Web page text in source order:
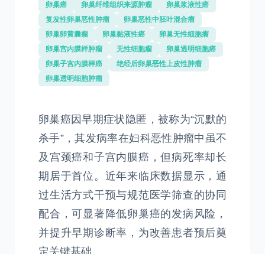
卵巢癌
卵巢纤维组织来源肿瘤
卵巢浆液性癌
复发性卵巢恶性肿瘤
卵巢恶性中胚叶混合瘤
卵巢卵黄囊瘤
卵巢黏液性癌
卵巢无性细胞瘤
卵巢宫内膜样肿瘤
无性细胞瘤
卵巢透明细胞癌
卵巢子宫内膜样癌
绝经后卵巢恶性上皮性肿瘤
卵巢透明细胞肿瘤
卵巢癌因早期症状隐匿，被称为“沉默的
杀手”，其发病率在妇科恶性肿瘤中虽不
及宫颈癌和子宫内膜癌，但病死率却长
期居于首位。近年来临床数据显示，通
过生活方式干预与规范医学筛查的协同
配合，可显著降低卵巢癌的发病风险，
并提升早期诊断率，为改善患者预后奠
定关键基础。